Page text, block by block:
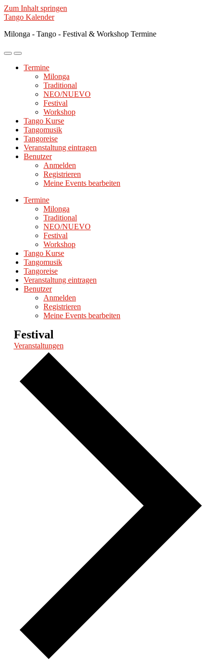
Zum Inhalt springen
Tango Kalender
Milonga - Tango - Festival & Workshop Termine
Mobile-
ein-/ausblenden
Suchfeld
ein-/ausblenden
Termine
Milonga
Traditional
NEO/NUEVO
Festival
Workshop
Tango Kurse
Tangomusik
Tangoreise
Veranstaltung eintragen
Benutzer
Anmelden
Registrieren
Meine Events bearbeiten
Termine
Milonga
Traditional
NEO/NUEVO
Festival
Workshop
Tango Kurse
Tangomusik
Tangoreise
Veranstaltung eintragen
Benutzer
Anmelden
Registrieren
Meine Events bearbeiten
Festival
Veranstaltungen